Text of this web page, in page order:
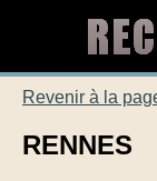
Revenir à la
RENNES